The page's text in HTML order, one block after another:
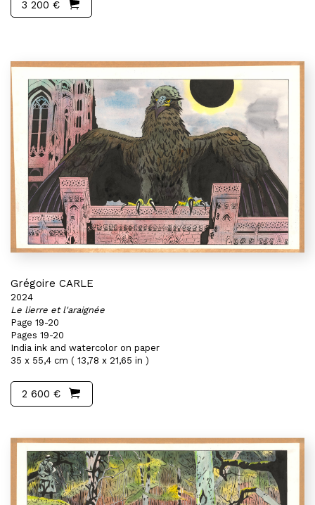
3 200 €
Grégoire CARLE
2024
Le lierre et l'araignée
Page 19-20
Pages 19-20
India ink and watercolor on paper
35 x 55,4 cm ( 13,78 x 21,65 in )
2 600 €